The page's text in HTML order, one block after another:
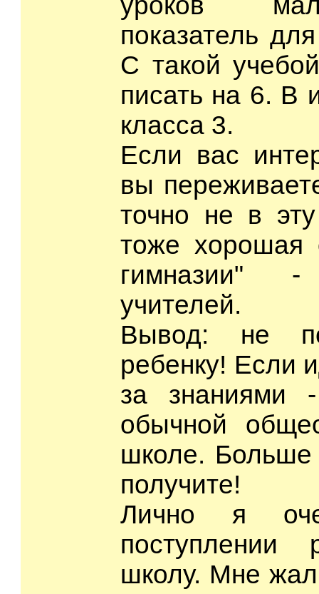
показатель
С такой
писать на 6. В
класса 3.
Если вас
вы
точно не в
тоже хорошая
гимназии"
учителей.
Вывод: не
ребенку! Если
за знаниями
обычной
школе. Больше
получите!
Лично я
школу. Мне